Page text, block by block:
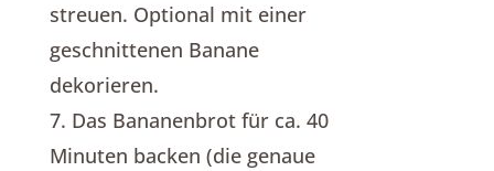
streuen. Optional mit einer
geschnittenen Banane
dekorieren.
7. Das Bananenbrot für ca. 40
Minuten backen (die genaue